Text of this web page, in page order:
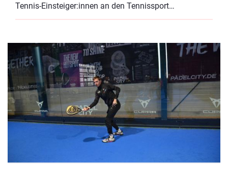
Tennis-Einsteiger:innen an den Tennissport
heranführen als auch durch zielgruppenspezifisches
kannst.